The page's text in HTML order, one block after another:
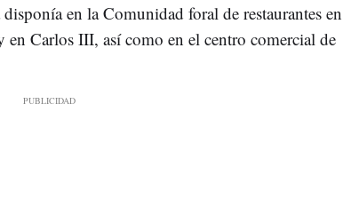
disponía en la Comunidad foral de restaurantes en
en Carlos III, así como en el centro comercial de